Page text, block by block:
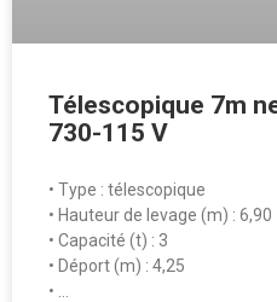
Télescopique 7m
730-115 V
• Type : télescopique
• Hauteur de levage (m) : 6,90
• Capacité (t) : 3
• Déport (m) : 4,25
• …